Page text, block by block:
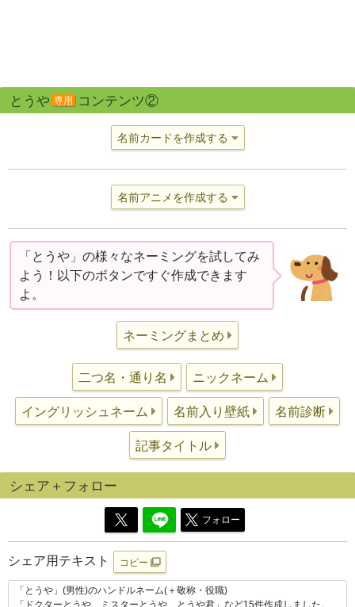
とうや 専用 コンテンツ②
名前カードを作成する
名前アニメを作成する
「とうや」の様々なネーミングを試してみ
よう！以下のボタンですぐ作成できます
よ。
ネーミングまとめ
二つ名・通り名 ニックネーム
イングリッシュネーム 名前入り壁紙 名前診断
記事タイトル
シェア＋フォロー
フォロー
シェア用テキスト コピー